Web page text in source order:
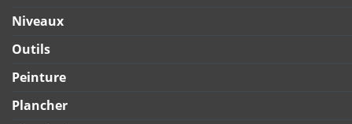
Niveaux
Outils
Peinture
Plancher